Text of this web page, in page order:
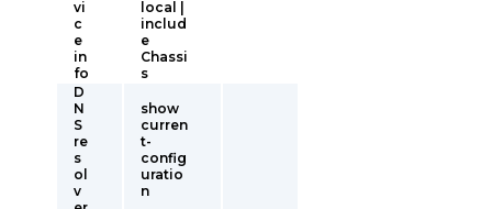
vi
c
e
in
fo
local |
includ
e
Chassi
s
D
N
S
re
s
ol
v
show
curren
t-
config
uratio
n